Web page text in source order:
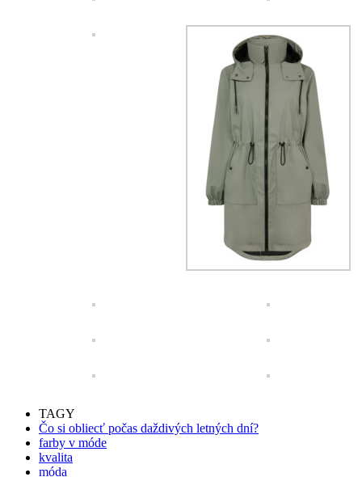
TAGY
Čo si obliecť počas daždivých letných dní?
farby v móde
kvalita
móda